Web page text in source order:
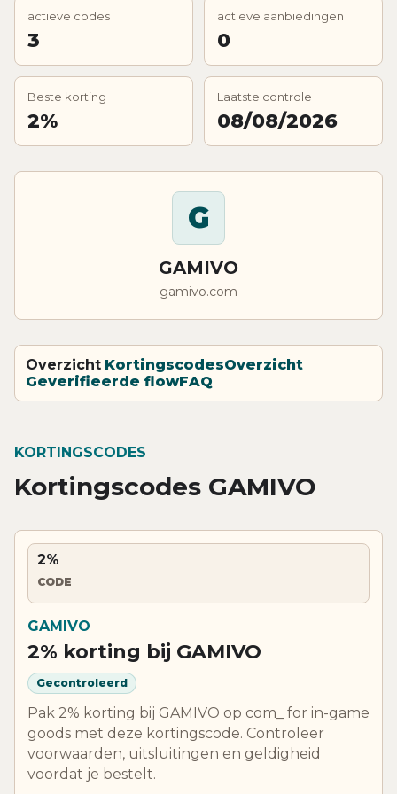
actieve codes
3
actieve aanbiedingen
0
Beste korting
2%
Laatste controle
08/08/2026
G
GAMIVO
gamivo.com
Overzicht KortingscodesOverzicht
Geverifieerde flowFAQ
KORTINGSCODES
Kortingscodes GAMIVO
2%
CODE
GAMIVO
2% korting bij GAMIVO
Gecontroleerd
Pak 2% korting bij GAMIVO op com_ for in-game
goods met deze kortingscode. Controleer
voorwaarden, uitsluitingen en geldigheid
voordat je bestelt.